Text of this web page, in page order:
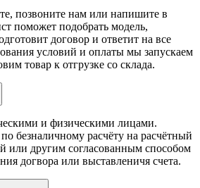
позвоните нам или напишите в
поможет подобрать модель,
договор и ответит на все
условий и оплаты мы запускаем
товар к отгрузке со склада.
и физическими лицами.
безналичному расчёту на расчётный
или другим согласованным способом
догвора или выставленичя счета.